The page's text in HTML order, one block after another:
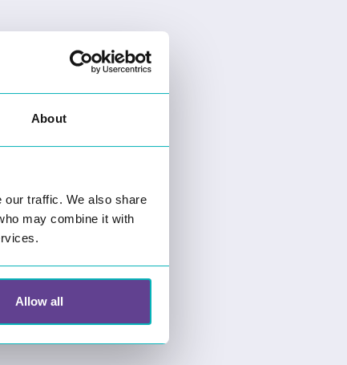
About
our traffic. We also share
may combine it with
Allow all